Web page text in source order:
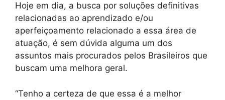
Hoje em dia, a busca por soluções definitivas
relacionadas ao aprendizado e/ou
aperfeiçoamento relacionado a essa área de
atuação, é sem dúvida alguma um dos
assuntos mais procurados pelos Brasileiros que
buscam uma melhora geral.
“Tenho a certeza de que essa é a melhor